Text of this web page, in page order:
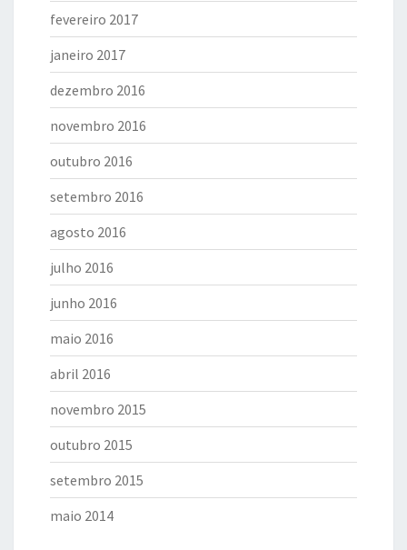
fevereiro 2017
janeiro 2017
dezembro 2016
novembro 2016
outubro 2016
setembro 2016
agosto 2016
julho 2016
junho 2016
maio 2016
abril 2016
novembro 2015
outubro 2015
setembro 2015
maio 2014